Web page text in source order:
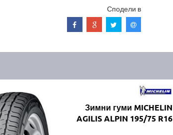
Сподели в
Зимни гуми MICHELIN
AGILIS ALPIN 195/75 R16